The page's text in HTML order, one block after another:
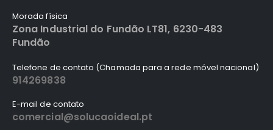
Morada física
Zona Industrial do Fundão LT81, 6230-483
Fundão
Telefone de contato (Chamada para a rede móvel nacional)
914269838
E-mail de contato
comercial@solucaoideal.pt